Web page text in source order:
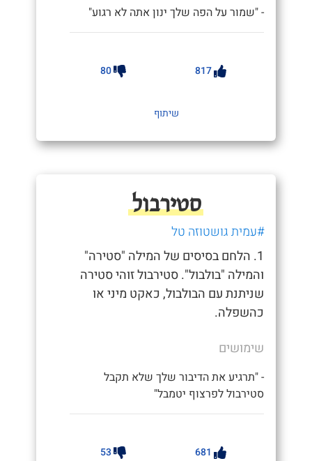
- "שמור על הפה שלך ינון אתה לא רגוע"
817
80
שיתוף
סטירבול
#עמית גושטוזה טל
1. הלחם בסיסים של המילה "סטירה"
והמילה "בולבול". סטירבול זוהי סטירה
שניתנת עם הבולבול, כאקט מיני או
כהשפלה.
שימושים
- "תרגיע את הדיבור שלך שלא תקבל
סטירבול לפרצוף יטמבל"
681
53